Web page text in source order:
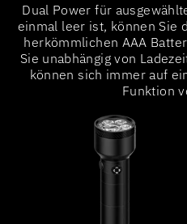
Dual Power für
einmal leer ist, können Sie
herkömmlichen AAA
Sie unabhängig von
können sich immer auf
Funktion